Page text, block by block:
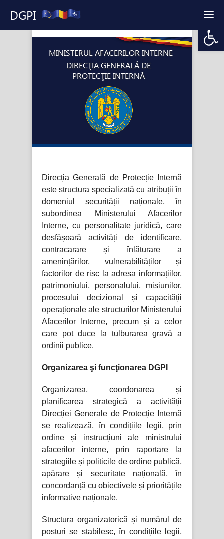
MINISTERUL AFACERILOR INTERNE
DIRECŢIA GENERALĂ DE
PROTECŢIE INTERNĂ
Direcția Generală de Protecție Internă
este structura specializată cu atribuții în
domeniul securității naționale, în
subordinea Ministerului Afacerilor
Interne, cu personalitate juridică, care
desfășoară activități de identificare,
contracarare și înlăturare a
amenințărilor, vulnerabilităților și
factorilor de risc la adresa informațiilor,
patrimoniului, personalului, misiunilor,
procesului decizional și capacității
operaționale ale structurilor Ministerului
Afacerilor Interne, precum și a celor
care pot duce la tulburarea gravă a
ordinii publice.
Organizarea şi funcţionarea DGPI
Organizarea, coordonarea și
planificarea strategică a activității
Direcției Generale de Protecție Internă
se realizează, în condițiile legii, prin
ordine și instrucțiuni ale ministrului
afacerilor interne, prin raportare la
strategiile și politicile de ordine publică,
apărare și securitate națională, în
concordanță cu obiectivele și prioritățile
informative naționale.
Structura organizatorică și numărul de
posturi se stabilesc, în condițiile legii,
DGPI